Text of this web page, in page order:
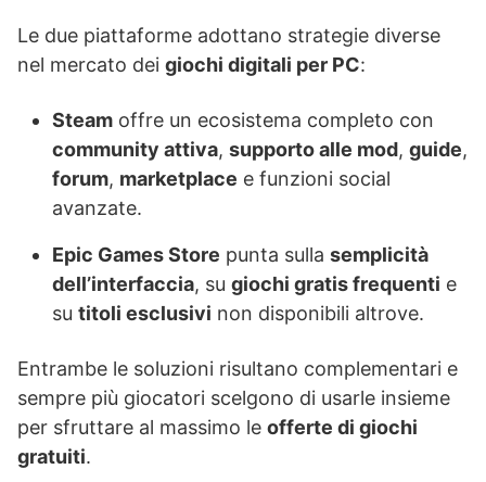
Le due piattaforme adottano strategie diverse
nel mercato dei giochi digitali per PC:
Steam offre un ecosistema completo con
community attiva, supporto alle mod, guide,
forum, marketplace e funzioni social
avanzate.
Epic Games Store punta sulla semplicità
dell’interfaccia, su giochi gratis frequenti e
su titoli esclusivi non disponibili altrove.
Entrambe le soluzioni risultano complementari e
sempre più giocatori scelgono di usarle insieme
per sfruttare al massimo le offerte di giochi
gratuiti.